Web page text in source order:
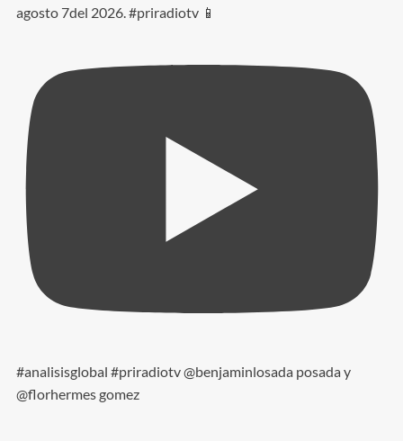
agosto 7del 2026. #priradiotv 📱
#analisisglobal #priradiotv @benjaminlosada posada y
@florhermes gomez